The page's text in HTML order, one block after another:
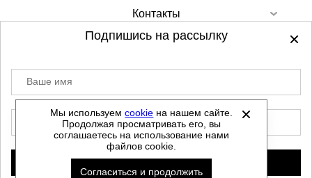
Контакты
©2012-2026 - Sellgroup.ru - все права
защищены.
Данный сайт не является интернет магазином и
не является публичной офертой.
Политика обработки персональных данных
Мы используемcookie на нашем сайте.
Продолжая просматривать его, вы
соглашаетесь на использование нами
файлов cookie.
Согласиться и продолжить
Подпишись на рассылку
Ваше имя